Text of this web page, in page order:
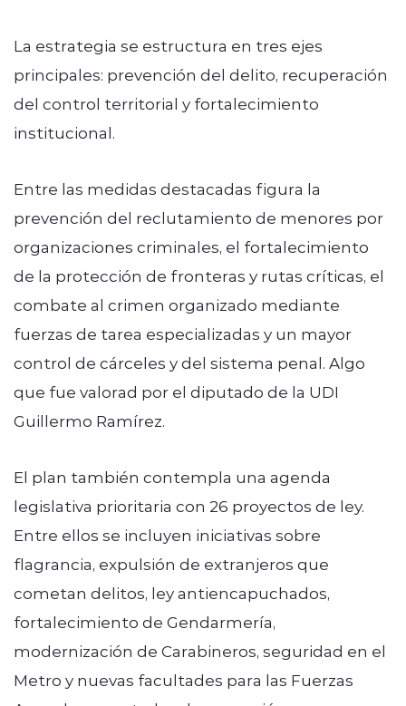
La estrategia se estructura en tres ejes
principales: prevención del delito, recuperación
del control territorial y fortalecimiento
institucional.
Entre las medidas destacadas figura la
prevención del reclutamiento de menores por
organizaciones criminales, el fortalecimiento
de la protección de fronteras y rutas críticas, el
combate al crimen organizado mediante
fuerzas de tarea especializadas y un mayor
control de cárceles y del sistema penal. Algo
que fue valorad por el diputado de la UDI
Guillermo Ramírez.
El plan también contempla una agenda
legislativa prioritaria con 26 proyectos de ley.
Entre ellos se incluyen iniciativas sobre
flagrancia, expulsión de extranjeros que
cometan delitos, ley antiencapuchados,
fortalecimiento de Gendarmería,
modernización de Carabineros, seguridad en el
Metro y nuevas facultades para las Fuerzas